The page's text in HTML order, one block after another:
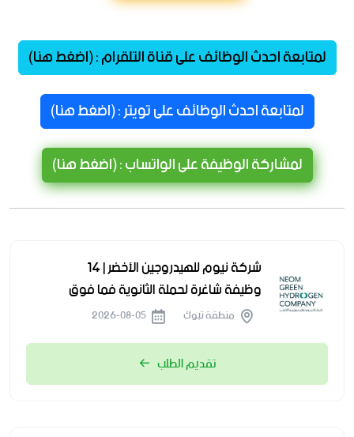
لمتابعة احدث الوظائف على قناة التلقرام : (اضغط هنا)
لمتابعة احدث الوظائف على تويتر : (اضغط هنا)
لمشاركة الوظيفة على الواتساب : (اضغط هنا)
شركة نيوم للهيدروجين الأخضر | 14
وظيفة شاغرة لحملة الثانوية فما فوق
منطقة تبوك
تقديم الطلب